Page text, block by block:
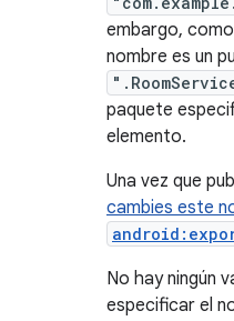
embargo,
nombre es un
paquete
elemento.
Una vez que
cambies este
No hay ningún
especificar el